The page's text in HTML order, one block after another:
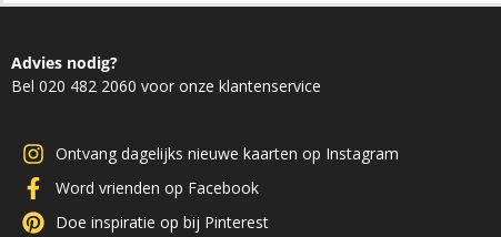
Advies nodig?
Bel 020 482 2060 voor onze klantenservice
Ontvang dagelijks nieuwe kaarten op Instagram
Word vrienden op Facebook
Doe inspiratie op bij Pinterest